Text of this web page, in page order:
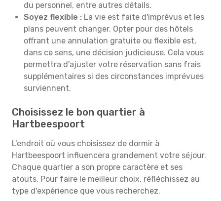
du personnel, entre autres détails.
Soyez flexible : La vie est faite d'imprévus et les
plans peuvent changer. Opter pour des hôtels
offrant une annulation gratuite ou flexible est,
dans ce sens, une décision judicieuse. Cela vous
permettra d'ajuster votre réservation sans frais
supplémentaires si des circonstances imprévues
surviennent.
Choisissez le bon quartier à
Hartbeespoort
L'endroit où vous choisissez de dormir à
Hartbeespoort influencera grandement votre séjour.
Chaque quartier a son propre caractère et ses
atouts. Pour faire le meilleur choix, réfléchissez au
type d'expérience que vous recherchez.